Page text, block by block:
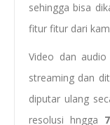
sehingga bisa
fitur fitur dari
Video dan
streaming dan
diputar ulang
resolusi hngga